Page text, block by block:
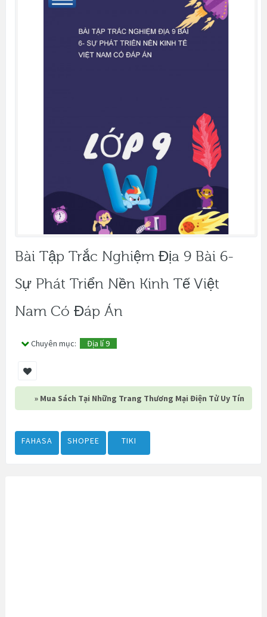
Bài Tập Trắc Nghiệm Địa 9 Bài 6-
Sự Phát Triển Nền Kinh Tế Việt
Nam Có Đáp Án
Chuyên mục: Địa lí 9
» Mua Sách Tại Những Trang Thương Mại Điện Tử Uy Tín
FAHASA SHOPEE TIKI